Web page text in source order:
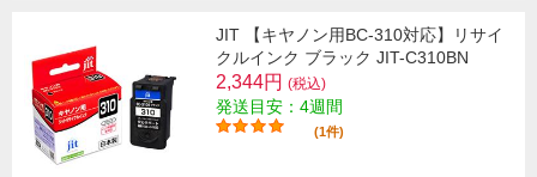
JIT 【キヤノン用BC-310対応】リサイ
クルインク ブラック JIT-C310BN
2,344円 (税込)
発送目安：4週間
(1件)